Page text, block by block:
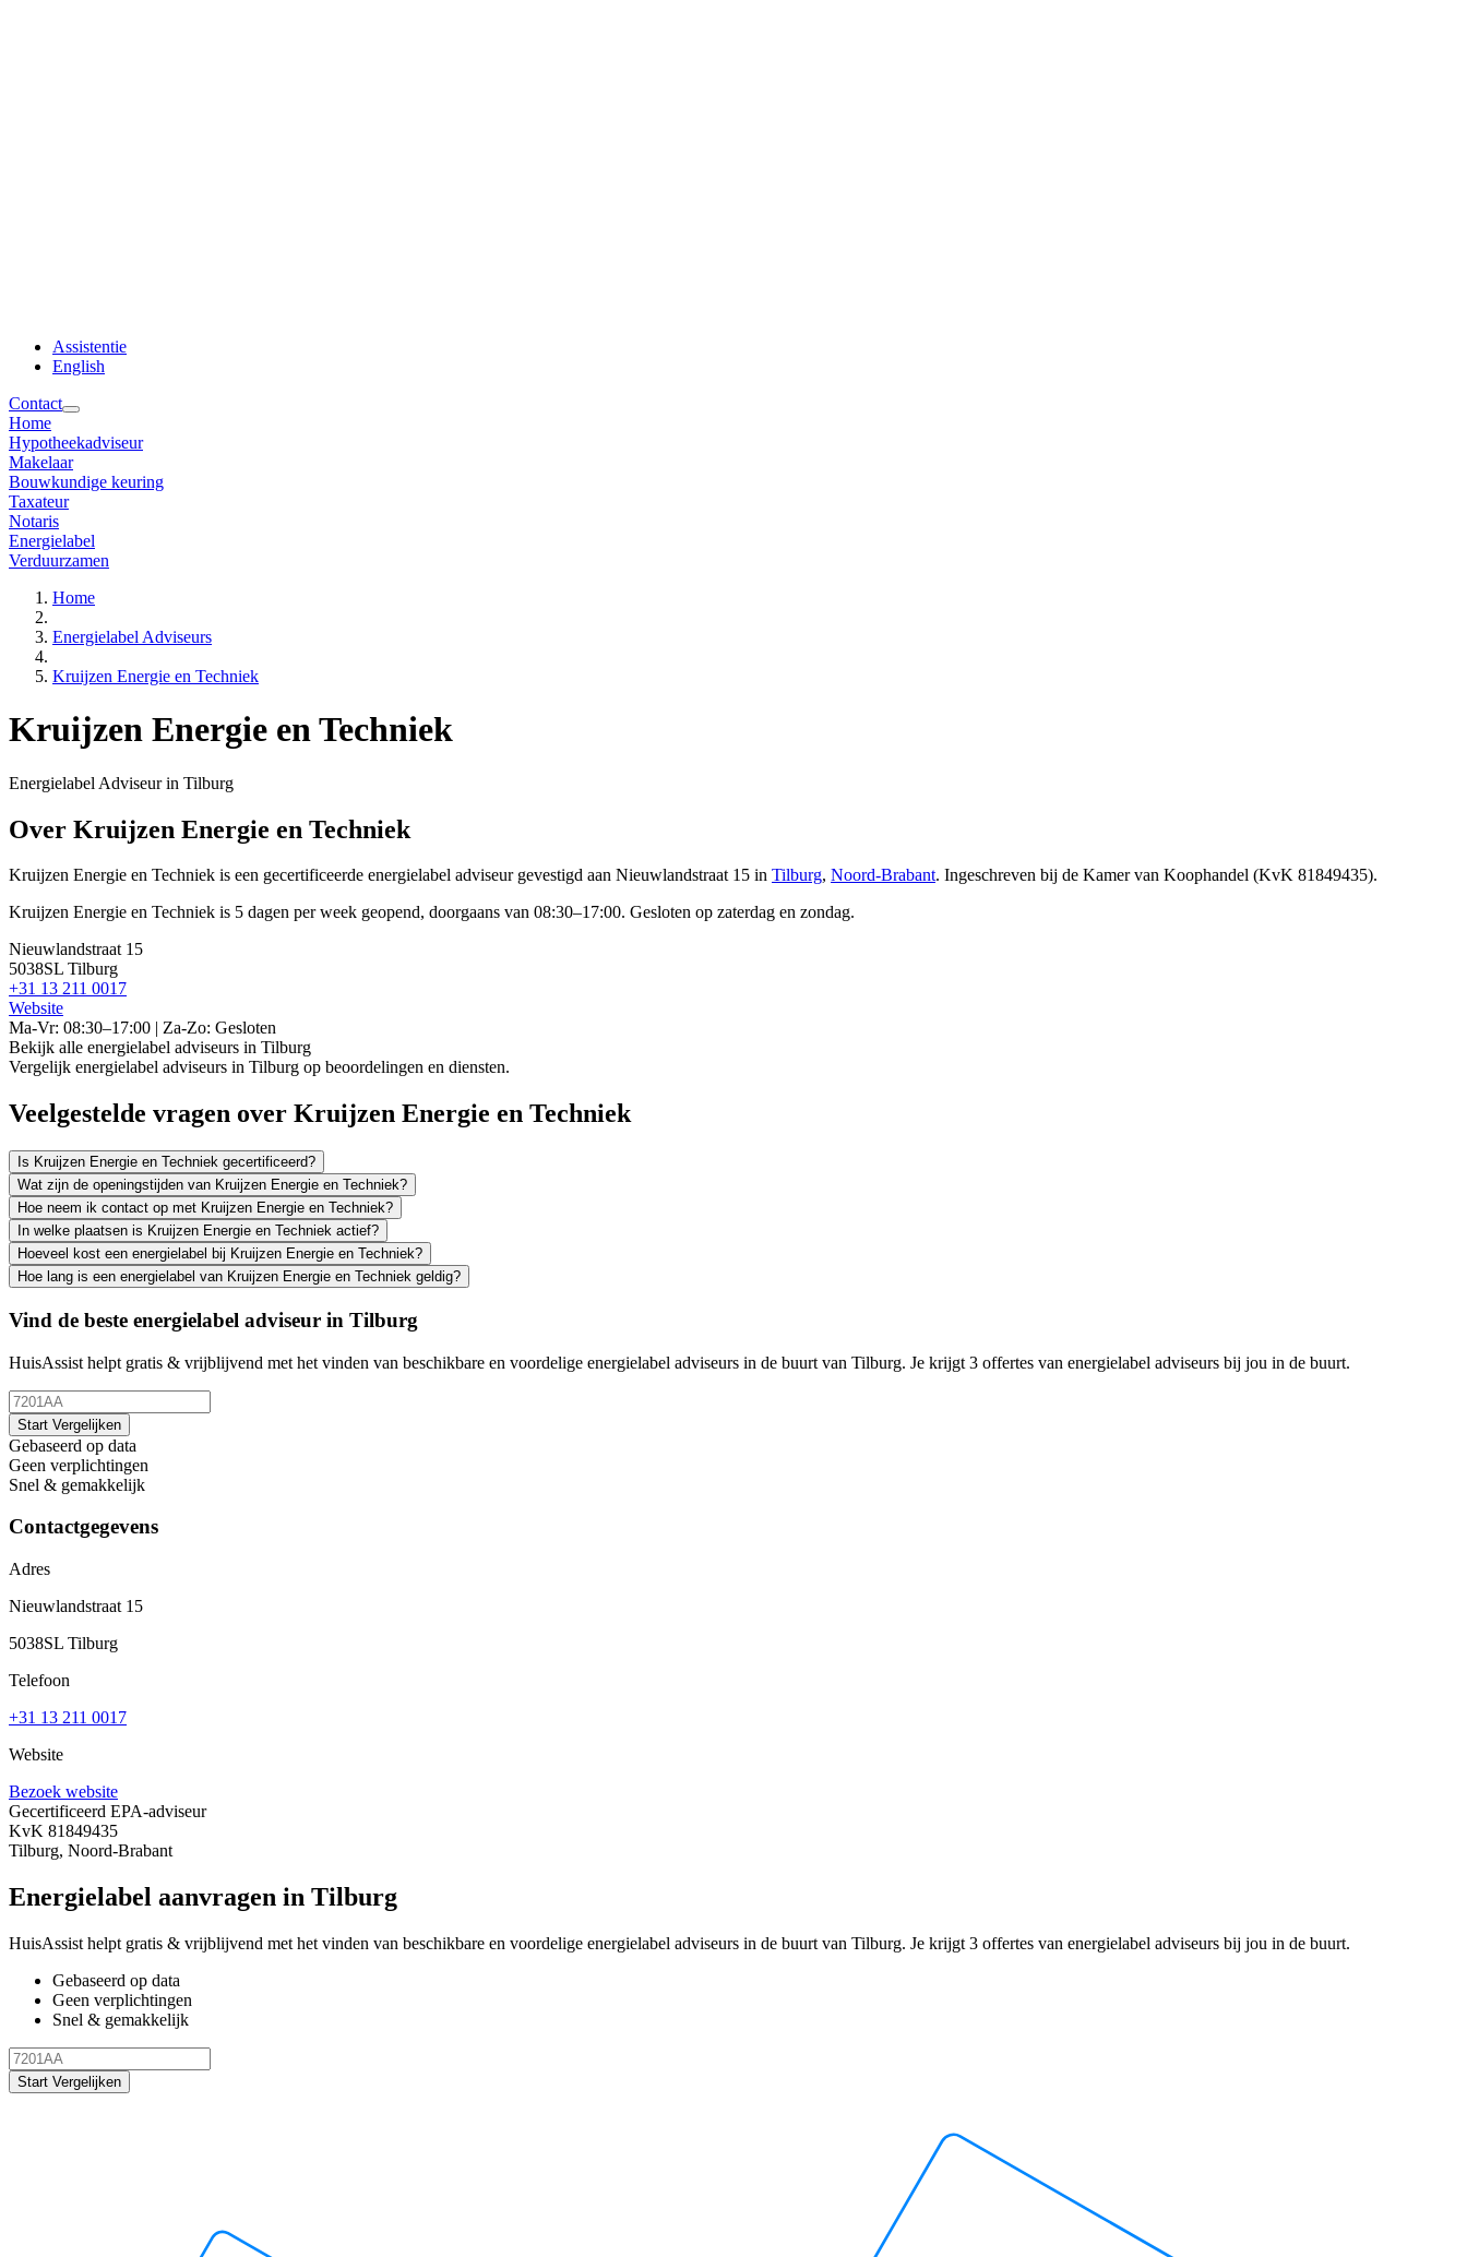
Assistentie
English
Contact
Home
Hypotheekadviseur
Makelaar
Bouwkundige keuring
Taxateur
Notaris
Energielabel
Verduurzamen
Home
Energielabel Adviseurs
Kruijzen Energie en Techniek
Kruijzen Energie en Techniek
Energielabel Adviseur in Tilburg
Over Kruijzen Energie en Techniek
Kruijzen Energie en Techniek is een gecertificeerde energielabel adviseur gevestigd aan Nieuwlandstraat 15 in Tilburg, Noord-Brabant. Ingeschreven bij de Kamer van Koophandel (KvK 81849435).
Kruijzen Energie en Techniek is 5 dagen per week geopend, doorgaans van 08:30–17:00. Gesloten op zaterdag en zondag.
Nieuwlandstraat 15
5038SL Tilburg
+31 13 211 0017
Website
Ma-Vr: 08:30–17:00 | Za-Zo: Gesloten
Bekijk alle energielabel adviseurs in Tilburg
Vergelijk energielabel adviseurs in Tilburg op beoordelingen en diensten.
Veelgestelde vragen over Kruijzen Energie en Techniek
Is Kruijzen Energie en Techniek gecertificeerd?
Wat zijn de openingstijden van Kruijzen Energie en Techniek?
Hoe neem ik contact op met Kruijzen Energie en Techniek?
In welke plaatsen is Kruijzen Energie en Techniek actief?
Hoeveel kost een energielabel bij Kruijzen Energie en Techniek?
Hoe lang is een energielabel van Kruijzen Energie en Techniek geldig?
Vind de beste energielabel adviseur in Tilburg
HuisAssist helpt gratis & vrijblijvend met het vinden van beschikbare en voordelige energielabel adviseurs in de buurt van Tilburg. Je krijgt 3 offertes van energielabel adviseurs bij jou in de buurt.
Start Vergelijken
Gebaseerd op data
Geen verplichtingen
Snel & gemakkelijk
Contactgegevens
Adres
Nieuwlandstraat 15
5038SL Tilburg
Telefoon
+31 13 211 0017
Website
Bezoek website
Gecertificeerd EPA-adviseur
KvK 81849435
Tilburg, Noord-Brabant
Energielabel aanvragen in Tilburg
HuisAssist helpt gratis & vrijblijvend met het vinden van beschikbare en voordelige energielabel adviseurs in de buurt van Tilburg. Je krijgt 3 offertes van energielabel adviseurs bij jou in de buurt.
Gebaseerd op data
Geen verplichtingen
Snel & gemakkelijk
Start Vergelijken